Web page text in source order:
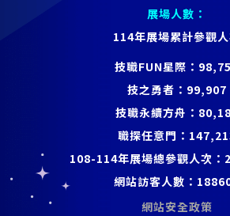
展場人數：
114年展場累計參觀
技職FUN星際：
技之勇者： 99,907
技職永續方舟：
職探任意門：
108-114年展場總參觀人次：
網站訪客人數：
網站安全政策